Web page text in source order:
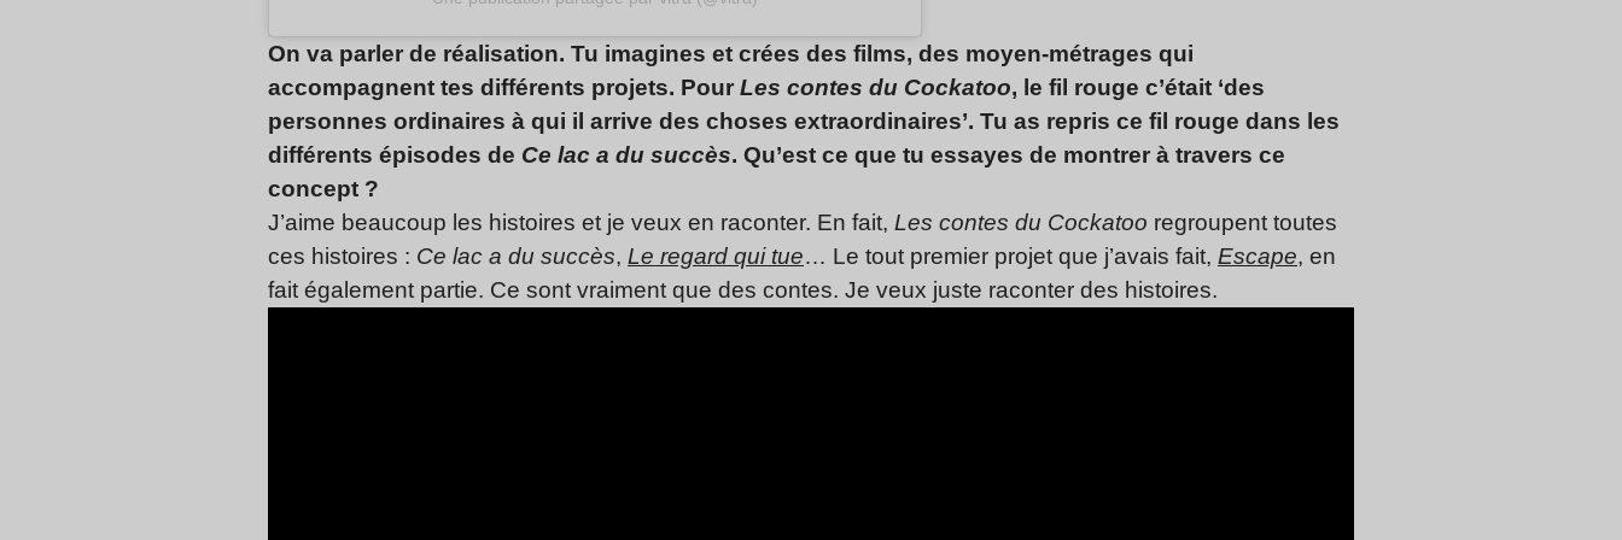
On va parler de réalisation. Tu imagines et crées des films, des moyen-métrages qui
accompagnent tes différents projets. Pour Les contes du Cockatoo, le fil rouge c’était ‘des
personnes ordinaires à qui il arrive des choses extraordinaires’. Tu as repris ce fil rouge dans les
différents épisodes de Ce lac a du succès. Qu’est ce que tu essayes de montrer à travers ce
concept ?
J’aime beaucoup les histoires et je veux en raconter. En fait, Les contes du Cockatoo regroupent toutes
ces histoires : Ce lac a du succès, Le regard qui tue… Le tout premier projet que j’avais fait, Escape, en
fait également partie. Ce sont vraiment que des contes. Je veux juste raconter des histoires.